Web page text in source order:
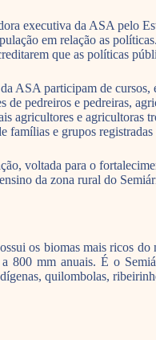
executiva da ASA pelo
em relação as
que as políticas
ASA participam de
pedreiros e pedreiras,
agricultores e
famílias e grupos
voltada para o
da zona rural do
os biomas mais ricos
800 mm anuais. É o
quilombolas,